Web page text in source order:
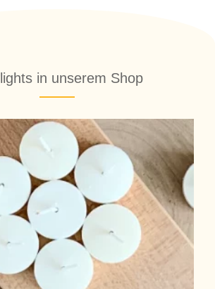
in unserem Shop